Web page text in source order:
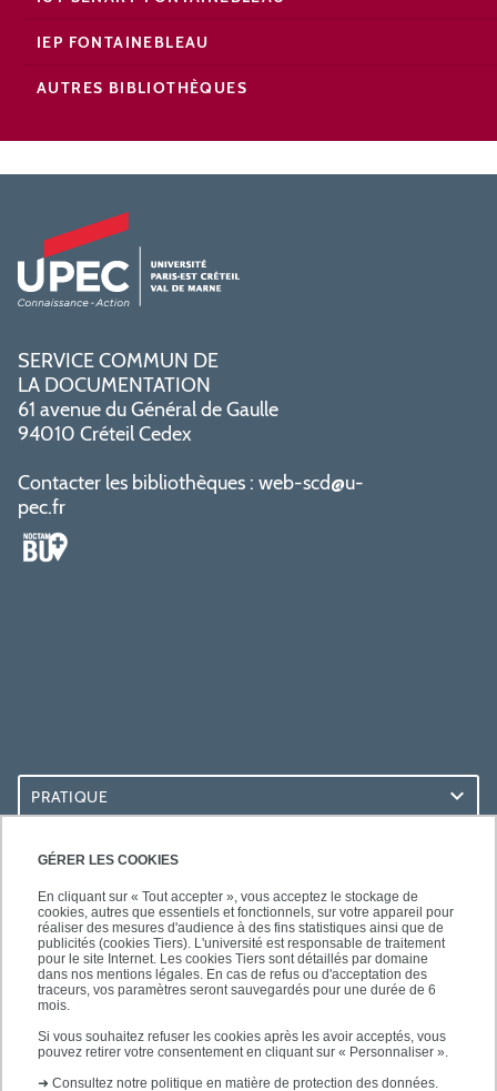
GÉRER LES COOKIES
En cliquant sur « Tout accepter », vous acceptez le stockage de
cookies, autres que essentiels et fonctionnels, sur votre appareil pour
réaliser des mesures d'audience à des fins statistiques ainsi que de
publicités (cookies Tiers). L'université est responsable de traitement
pour le site Internet. Les cookies Tiers sont détaillés par domaine
dans nos mentions légales. En cas de refus ou d'acceptation des
traceurs, vos paramètres seront sauvegardés pour une durée de 6
mois.
Si vous souhaitez refuser les cookies après les avoir acceptés, vous
pouvez retirer votre consentement en cliquant sur « Personnaliser ».
➜ Consultez notre politique en matière de protection des données.
IEP FONTAINEBLEAU
AUTRES BIBLIOTHÈQUES
SERVICE COMMUN DE
LA DOCUMENTATION
61 avenue du Général de Gaulle
94010 Créteil Cedex
Contacter les bibliothèques : web-scd@u-
pec.fr
PRATIQUE
ACCÈS RAPIDES
LES BU SUR...